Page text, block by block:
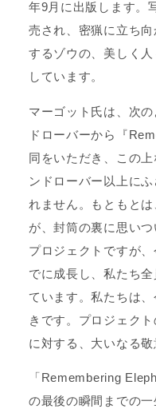
年9月に出版します。
売され、密猟に立ち
するゾウの、美しく
しています。
マーゴット氏は、次
ドローバーから『
同をいただき、この
ンドローバー以上に
れません。もともと
が、封筒の裏に思い
プロジェクトですが
でに成長し、私たち
ています。私たちは
きです。プロジェク
に対する、大いなる敬
「Remembering
の最後の瞬間までの